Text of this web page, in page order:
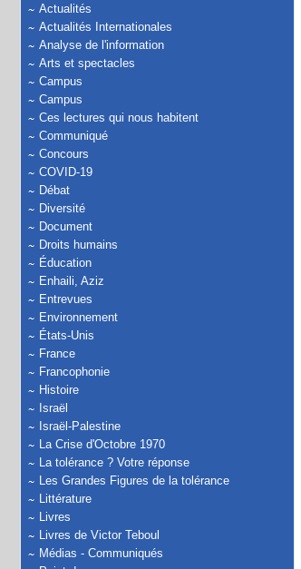
Actualités
Actualités Internationales
Analyse de l'information
Arts et spectacles
Campus
Campus
Ces lectures qui nous habitent
Communiqué
Concours
COVID-19
Débat
Diversité
Document
Droits humains
Éducation
Enhaili, Aziz
Entrevues
Environnement
États-Unis
France
Francophonie
Histoire
Israël
Israël-Palestine
La Crise d'Octobre 1970
La tolérance ? Votre réponse
Les Grandes Figures de la tolérance
Littérature
Livres
Livres de Victor Teboul
Médias - Communiqués